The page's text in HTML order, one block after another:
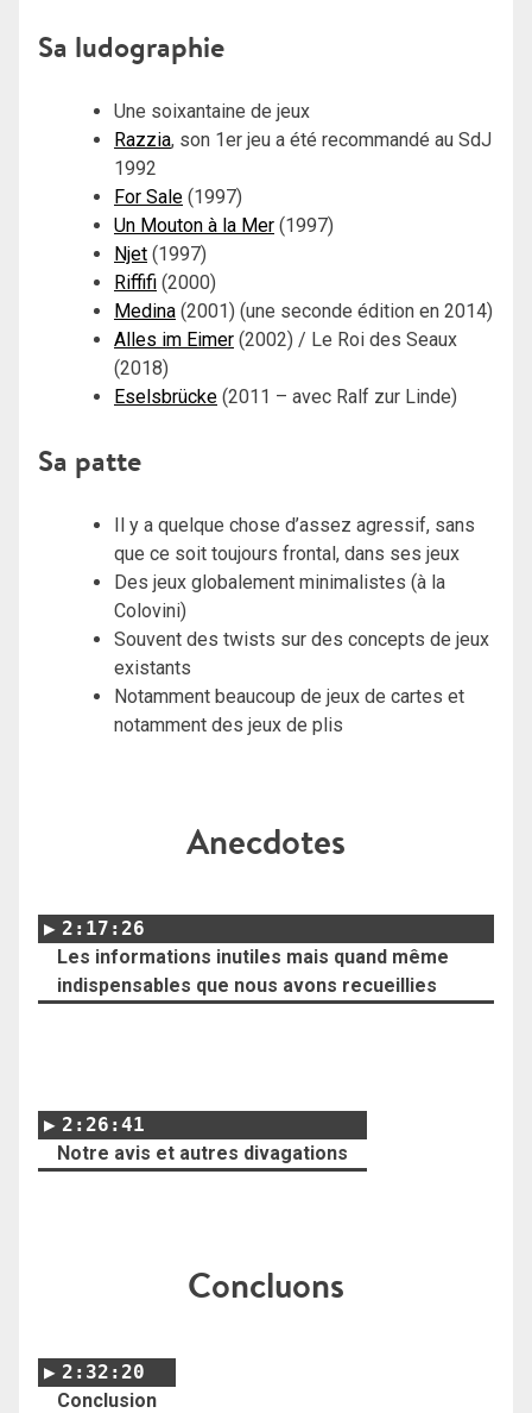
Sa ludographie
Une soixantaine de jeux
Razzia, son 1er jeu a été recommandé au SdJ
1992
For Sale (1997)
Un Mouton à la Mer (1997)
Njet (1997)
Riffifi (2000)
Medina (2001) (une seconde édition en 2014)
Alles im Eimer (2002) / Le Roi des Seaux
(2018)
Eselsbrücke (2011 – avec Ralf zur Linde)
Sa patte
Il y a quelque chose d’assez agressif, sans
que ce soit toujours frontal, dans ses jeux
Des jeux globalement minimalistes (à la
Colovini)
Souvent des twists sur des concepts de jeux
existants
Notamment beaucoup de jeux de cartes et
notamment des jeux de plis
Anecdotes
2:17:26
Les informations inutiles mais quand même
indispensables que nous avons recueillies
2:26:41
Notre avis et autres divagations
Concluons
2:32:20
Conclusion